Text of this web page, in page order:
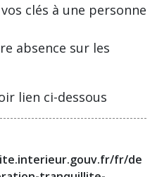
clés à une personne
absence sur les
lien ci-dessous
fr/de